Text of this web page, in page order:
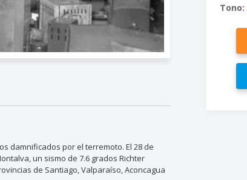
damnificados por el terremoto. El 28 de
un sismo de 7.6 grados Richter
de Santiago, Valparaíso, Aconcagua
Tono: